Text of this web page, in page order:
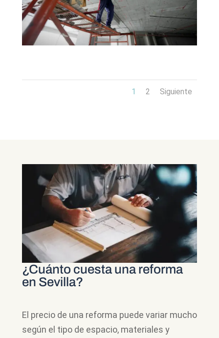
1 2 Siguiente
¿Cuánto cuesta una reforma
en Sevilla?
El precio de una reforma puede variar mucho
según el tipo de espacio, materiales y